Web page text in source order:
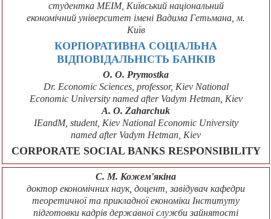
студентка МЕІМ, Київський національний
економічний університет імені Вадима Гетьмана, м.
Київ
КОРПОРАТИВНА СОЦІАЛЬНА
ВІДПОВІДАЛЬНІСТЬ БАНКІВ
O. O. Prymostka
Dr. Economic Sciences, professor, Kiev National
Economic University named after Vadym Hetman, Kiev
A. О. Zaharchuk
IEandM, student, Kiev National Economic University
named after Vadym Hetman, Kiev
CORPORATE SOCIAL BANKS RESPONSIBILITY
С. М. Кожем'якіна
доктор економічних наук, доцент, завідувач кафедри
теоретичної та прикладної економіки Інституту
підготовки кадрів державної служби зайнятості